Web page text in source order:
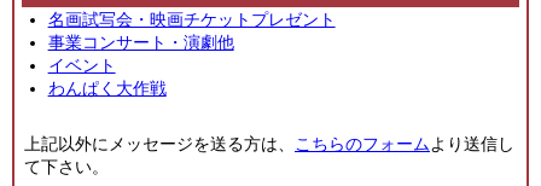
名画試写会・映画チケットプレゼント
事業コンサート・演劇他
イベント
わんぱく大作戦
上記以外にメッセージを送る方は、 こちらのフォームより送信し
て下さい。